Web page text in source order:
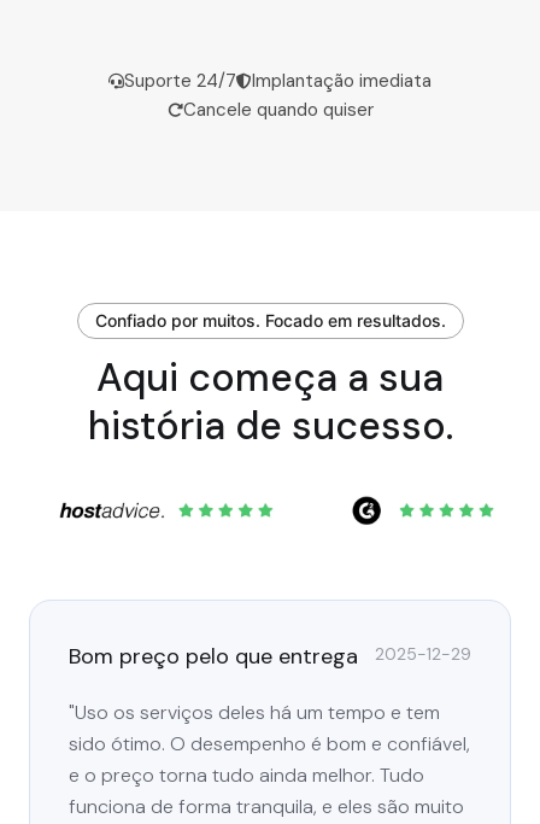
Suporte 24/7
Implantação imediata
Cancele quando quiser
Confiado por muitos. Focado em resultados.
Aqui começa a sua
história de sucesso.
Bom preço pelo que entrega 2025-12-29
"Uso os serviços deles há um tempo e tem
sido ótimo. O desempenho é bom e confiável,
e o preço torna tudo ainda melhor. Tudo
funciona de forma tranquila, e eles são muito